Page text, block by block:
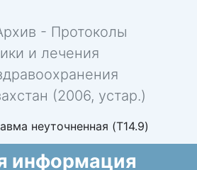
- Протоколы
и лечения
(2006, устар.)
неуточненная (T14.9)
информация